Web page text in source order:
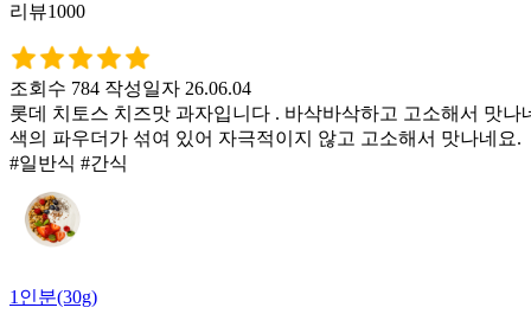
리뷰1000
조회수 784 작성일자 26.06.04
롯데 치토스 치즈맛 과자입니다 . 바삭바삭하고 고소해서 맛
색의 파우더가 섞여 있어 자극적이지 않고 고소해서 맛나네요.
#일반식 #간식
1인분(30g)